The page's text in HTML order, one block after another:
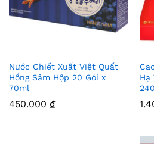
Thê
Nước Chiết Xuất Việt Quất
Hồng Sâm Hộp 20 Gói x
70ml
450.000 ₫
Hạ